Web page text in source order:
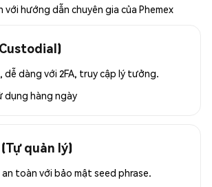
với hướng dẫn chuyên gia của Phemex
dàng với 2FA, truy cập lý tưởng.
dụng hàng ngày
quản lý)
toàn với bảo mật seed phrase.